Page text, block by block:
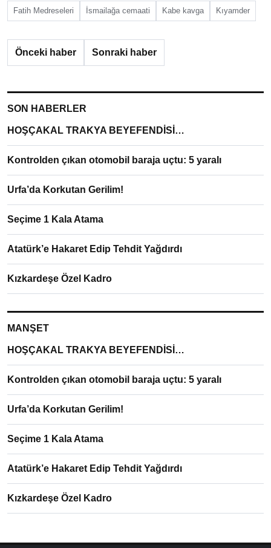
Fatih Medreseleri İsmailağa cemaati Kabe kavga Kıyamder
Önceki haber Sonraki haber
SON HABERLER
HOŞÇAKAL TRAKYA BEYEFENDİSİ…
Kontrolden çıkan otomobil baraja uçtu: 5 yaralı
Urfa’da Korkutan Gerilim!
Seçime 1 Kala Atama
Atatürk’e Hakaret Edip Tehdit Yağdırdı
Kızkardeşe Özel Kadro
MANŞET
HOŞÇAKAL TRAKYA BEYEFENDİSİ…
Kontrolden çıkan otomobil baraja uçtu: 5 yaralı
Urfa’da Korkutan Gerilim!
Seçime 1 Kala Atama
Atatürk’e Hakaret Edip Tehdit Yağdırdı
Kızkardeşe Özel Kadro